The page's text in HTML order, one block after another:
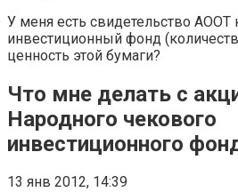
У меня есть свидетельство
инвестиционный фонд
ценность этой бумаги?
Что мне делать с
Народного чекового
инвестиционного
13 янв 2012, 14:39